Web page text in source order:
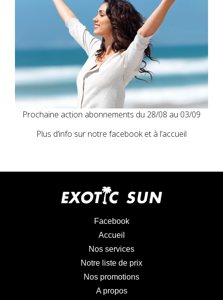
Prochaine action abonnements du 28/08 au 03/09
Plus d’info sur notre facebook et à l’accueil
Facebook
Accueil
Nos services
Notre liste de prix
Nos promotions
A propos